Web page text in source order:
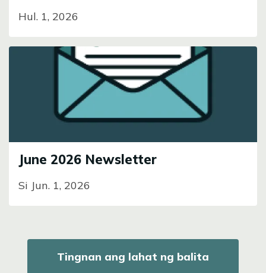
Hul. 1, 2026
June 2026 Newsletter
Si Jun. 1, 2026
Tingnan ang lahat ng balita